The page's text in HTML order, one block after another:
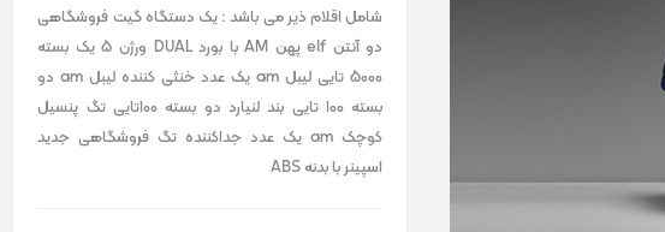
شامل اقلام ذیر می باشد : یک دستگاه گیت فروشگاهی
دو آنتن elf پهن AM با بورد DUAL ورژن 5 یک بسته
5000 تایی لیبل am یک عدد خنثی کننده لیبل am دو
بسته 100 تایی بند لنیارد دو بسته 100تایی تگ پنسیل
کوچک am یک عدد جداکننده تگ فروشگاهی جدید
اسپینر با بدنه ABS